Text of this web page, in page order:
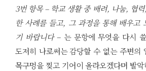
3번 항목 – 학교 생활 중 배려, 나눔, 협
한 사례를 들고, 그 과정을 통해 배우고
기 바랍니다– 는 문항에 무엇을 다시
도저히 나로써는 감당할 수 없는 주변의
목구멍을 찢고 기어이 올라오겠다며 발